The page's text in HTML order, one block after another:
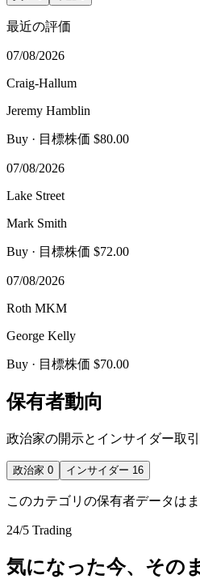
最近の評価
07/08/2026
Craig-Hallum
Jeremy Hamblin
Buy · 目標株価 $80.00
07/08/2026
Lake Street
Mark Smith
Buy · 目標株価 $72.00
07/08/2026
Roth MKM
George Kelly
Buy · 目標株価 $70.00
保有者動向
政治家の開示とインサイダー取
政治家 0 インサイダー 16
このカテゴリの保有者データはま
24/5 Trading
気になった今、その